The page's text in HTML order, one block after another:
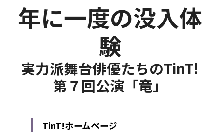
年に一度の没入体
験
実力派舞台俳優たちのTinT!
第７回公演「竜」​
TinT!ホームページ